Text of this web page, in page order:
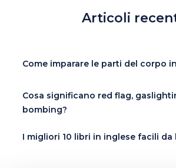
Articoli
Come imparare le parti del corpo
Cosa significano red flag,
bombing?
I migliori 10 libri in inglese facili da